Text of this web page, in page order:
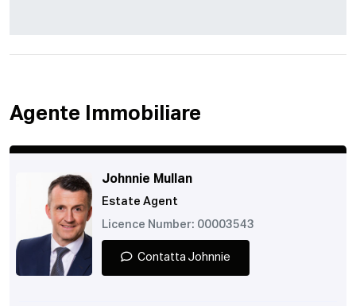
Agente Immobiliare
Johnnie Mullan
Estate Agent
Licence Number: 00003543
Contatta Johnnie